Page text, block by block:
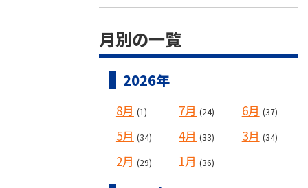
月別の一覧
2026年
8月 (1) 7月 (24) 6月 (37)
5月 (34) 4月 (33) 3月 (34)
2月 (29) 1月 (36)